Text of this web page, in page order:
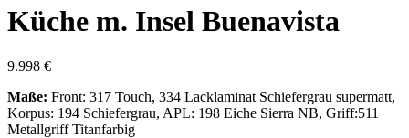
Küche m. Insel Buenavista
9.998 €
Maße: Front: 317 Touch, 334 Lacklaminat Schiefergrau supermatt,
Korpus: 194 Schiefergrau, APL: 198 Eiche Sierra NB, Griff:511
Metallgriff Titanfarbig